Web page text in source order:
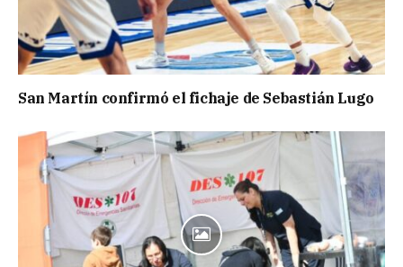
San Martín confirmó el fichaje de Sebastián Lugo